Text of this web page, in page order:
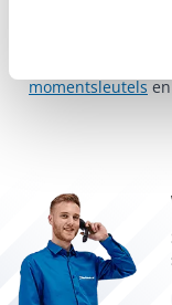
momentsleutels en